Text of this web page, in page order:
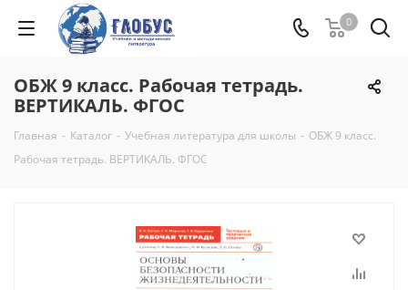
0
ОБЖ 9 класс. Рабочая тетрадь.
ВЕРТИКАЛЬ. ФГОС
Главная - Каталог - Учебная литература для школы - ОБЖ 9 класс.
Рабочая тетрадь. ВЕРТИКАЛЬ. ФГОС